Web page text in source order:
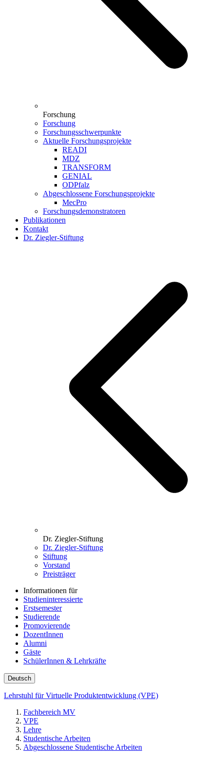
Forschung
Forschung
Forschungsschwerpunkte
Aktuelle Forschungsprojekte
READI
MDZ
TRANSFORM
GENIAL
ODPfalz
Abgeschlossene Forschungsprojekte
MecPro
Forschungsdemonstratoren
Publikationen
Kontakt
Dr. Ziegler-Stiftung
Dr. Ziegler-Stiftung
Dr. Ziegler-Stiftung
Stiftung
Vorstand
Preisträger
Informationen für
Studieninteressierte
Erstsemester
Studierende
Promovierende
DozentInnen
Alumni
Gäste
SchülerInnen & Lehrkräfte
Deutsch
Lehrstuhl für Virtuelle Produktentwicklung (VPE)
Fachbereich MV
VPE
Lehre
Studentische Arbeiten
Abgeschlossene Studentische Arbeiten